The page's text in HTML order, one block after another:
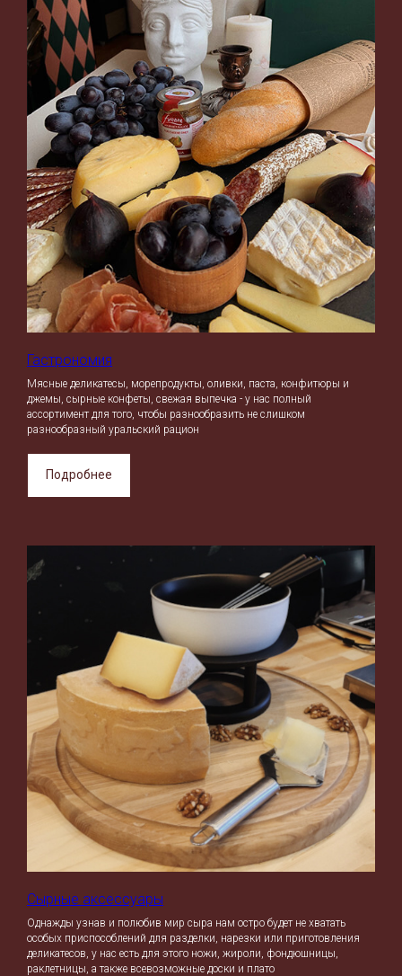
Гастрономия
Мясные деликатесы, морепродукты, оливки, паста, конфитюры и
джемы, сырные конфеты, свежая выпечка - у нас полный
ассортимент для того, чтобы разнообразить не слишком
разнообразный уральский рацион
Подробнее
Сырные аксессуары
Однажды узнав и полюбив мир сыра нам остро будет не хватать
особых приспособлений для разделки, нарезки или приготовления
деликатесов, у нас есть для этого ножи, жироли, фондюшницы,
раклетницы, а также всевозможные доски и плато